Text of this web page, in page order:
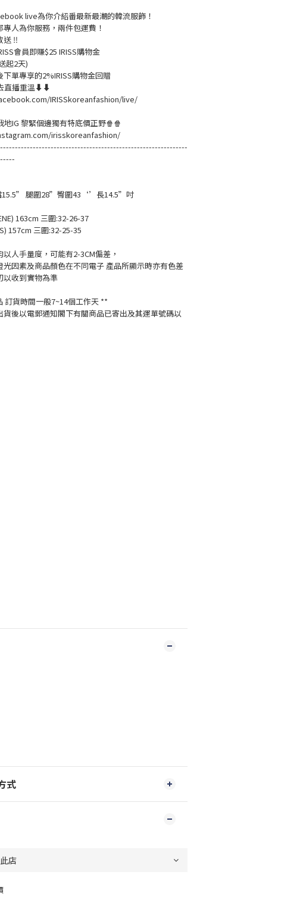
live為你介紹番最新最潮的韓流服飾！
人為你服務，兩件包運費！
送 ‼️
會員即賺$25 IRISS購物金
起2天)
單專享的2%IRISS購物金回贈
直播重溫⬇⬇
IRISSkoreanfashion/live/
地IG 黎緊個邊獨有特底價正野🍿🍿
irisskoreanfashion/
15.5” 腿圍28”臀圍43‘’長14.5”吋
163cm 三圍:32-26-37
157cm 三圍:32-25-35
人手量度，可能有2-3CM偏差，
光因素及商品顏色在不同電子 產品所顯示時亦有色差
以收到實物為準
訂貨時間一般7~14個工作天 **
貨後以電郵通知閣下有關商品已寄出及其運單號碼以
式